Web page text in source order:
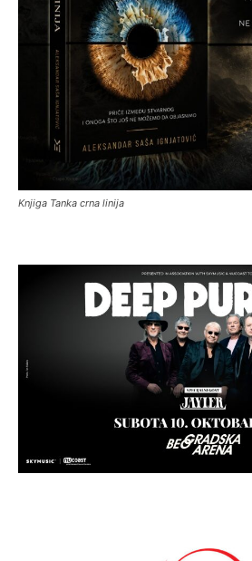
Knjiga Tanka crna linija